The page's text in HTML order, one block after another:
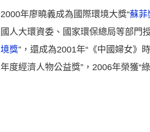
2000年廖曉義成為國際環境大獎“蘇菲
國人大環資委、國家環保總局等部門
境獎”，還成為2001年“《中國婦女》
年度經濟人物公益獎”，2006年榮獲“